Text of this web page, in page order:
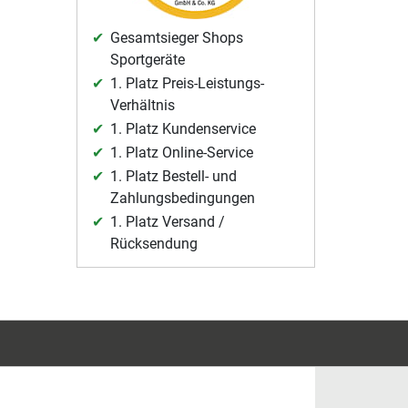
Gesamtsieger Shops
Sportgeräte
1. Platz Preis-Leistungs-
Verhältnis
1. Platz Kundenservice
1. Platz Online-Service
1. Platz Bestell- und
Zahlungsbedingungen
1. Platz Versand /
Rücksendung